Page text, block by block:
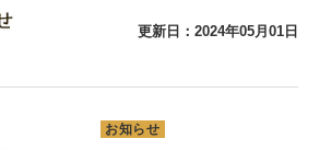
更新日：2024年05月01日
お知らせ